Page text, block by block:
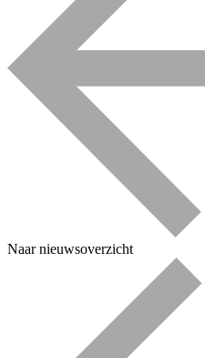
Naar nieuwsoverzicht